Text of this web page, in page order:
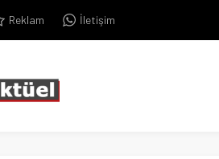
Reklam İletişim